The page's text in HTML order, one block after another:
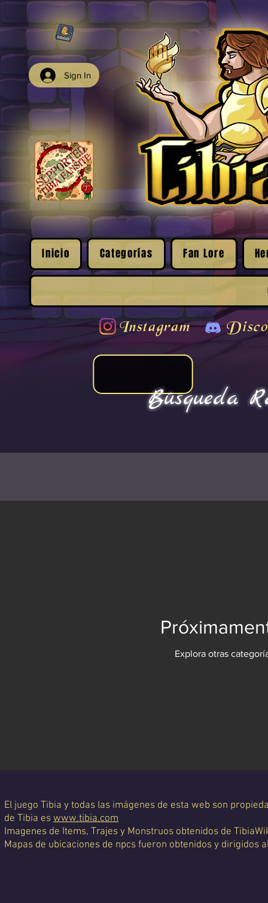
Sign In
Inicio Categorías Fan Lore
Instagram
Búsqueda
Explora otras
El juego Tibia y todas las imágenes de esta web son
de Tibia es www.tibia.com
Imagenes de Items, Trajes y Monstruos obtenidos de
Mapas de ubicaciones de npcs fueron obtenidos y dirigidos